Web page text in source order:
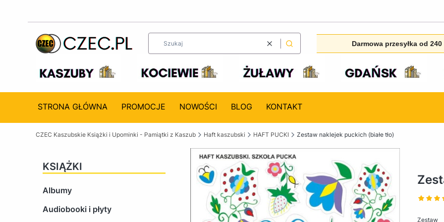
WyczyśćSzukaj Darmowa przesyłka od 240
STRONA GŁÓWNA PROMOCJE NOWOŚCI BLOG KONTAKT
CZEC Kaszubskie Książki i Upominki - Pamiątki z Kaszub Haft kaszubski HAFT PUCKI Zestaw naklejek puckich (białe tło)
KSIĄŻKI
Albumy
Audiobooki i płyty
Zestaw